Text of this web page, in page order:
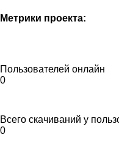
Метрики проекта:
Пользователей онлайн
0
Всего скачиваний у
0